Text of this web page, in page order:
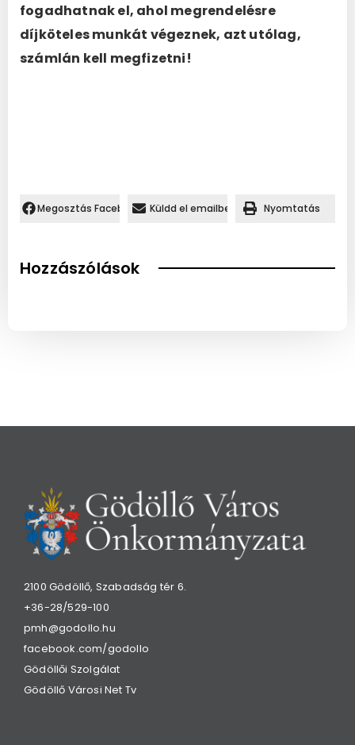
fogadhatnak el, ahol megrendelésre
díjköteles munkát végeznek, azt utólag,
számlán kell megfizetni!
Megosztás Facebookon.Küldd el emailben Nyomtatás
Hozzászólások
2100 Gödöllő, Szabadság tér 6.
+36-28/529-100
pmh@godollo.hu
facebook.com/godollo
Gödöllői Szolgálat
Gödöllő Városi Net Tv